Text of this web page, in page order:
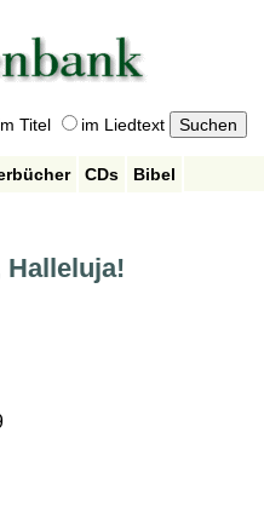
Titel im Liedtext
CDs
Bibel
Halleluja!